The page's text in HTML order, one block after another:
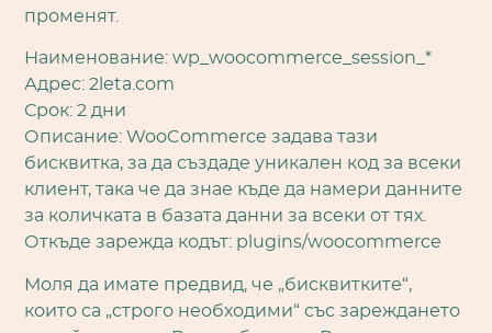
променят.
Наименование: wp_woocommerce_session_*
Адрес: 2leta.com
Срок: 2 дни
Описание: WooCommerce задава тази
бисквитка, за да създаде уникален код за всеки
клиент, така че да знае къде да намери данните
за количката в базата данни за всеки от тях.
Откъде зарежда кодът: plugins/woocommerce
Моля да имате предвид, че „бисквитките“,
които са „строго необходими“ със зареждането